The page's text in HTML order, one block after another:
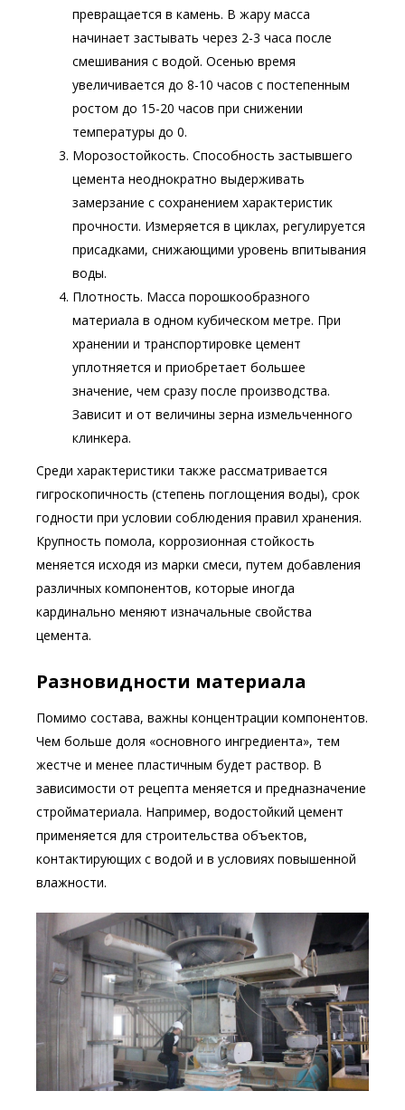
превращается в камень. В жару масса
начинает застывать через 2-3 часа после
смешивания с водой. Осенью время
увеличивается до 8-10 часов с постепенным
ростом до 15-20 часов при снижении
температуры до 0.
Морозостойкость. Способность застывшего
цемента неоднократно выдерживать
замерзание с сохранением характеристик
прочности. Измеряется в циклах, регулируется
присадками, снижающими уровень впитывания
воды.
Плотность. Масса порошкообразного
материала в одном кубическом метре. При
хранении и транспортировке цемент
уплотняется и приобретает большее
значение, чем сразу после производства.
Зависит и от величины зерна измельченного
клинкера.
Среди характеристики также рассматривается
гигроскопичность (степень поглощения воды), срок
годности при условии соблюдения правил хранения.
Крупность помола, коррозионная стойкость
меняется исходя из марки смеси, путем добавления
различных компонентов, которые иногда
кардинально меняют изначальные свойства
цемента.
Разновидности материала
Помимо состава, важны концентрации компонентов.
Чем больше доля «основного ингредиента», тем
жестче и менее пластичным будет раствор. В
зависимости от рецепта меняется и предназначение
стройматериала. Например, водостойкий цемент
применяется для строительства объектов,
контактирующих с водой и в условиях повышенной
влажности.